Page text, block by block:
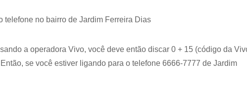
telefone no bairro de Jardim Ferreira Dias
a operadora Vivo, você deve então discar 0 + 15 (código da
se você estiver ligando para o telefone 6666-7777 de Jardim